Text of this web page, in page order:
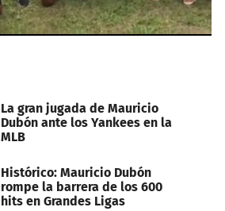
La gran jugada de Mauricio
Dubón ante los Yankees en la
MLB
Histórico: Mauricio Dubón
rompe la barrera de los 600
hits en Grandes Ligas